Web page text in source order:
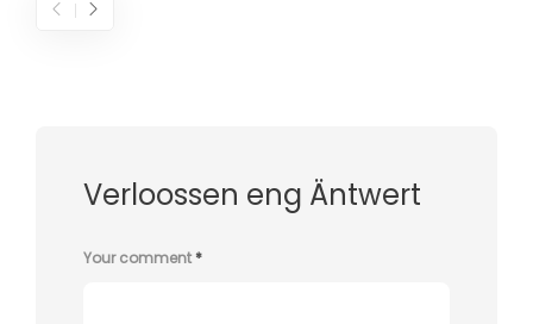
Verloossen eng Äntwert
Your comment*